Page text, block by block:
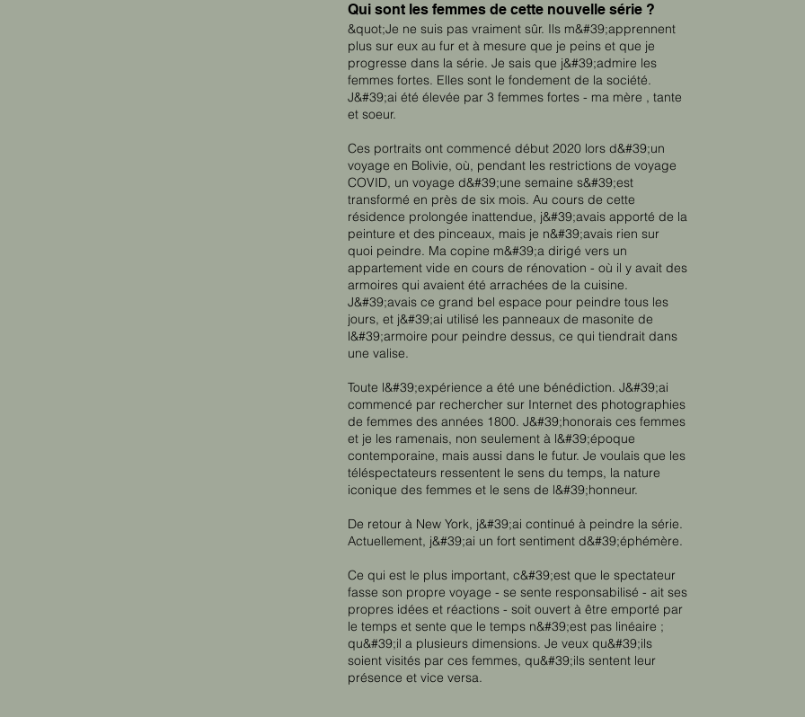
Qui sont les femmes de cette nouvelle série ?
&quot;Je ne suis pas vraiment sûr. Ils m&#39;apprennent
plus sur eux au fur et à mesure que je peins et que je
progresse dans la série. Je sais que j&#39;admire les
femmes fortes. Elles sont le fondement de la société.
J&#39;ai été élevée par 3 femmes fortes - ma mère , tante
et soeur.
Ces portraits ont commencé début 2020 lors d&#39;un
voyage en Bolivie, où, pendant les restrictions de voyage
COVID, un voyage d&#39;une semaine s&#39;est
transformé en près de six mois. Au cours de cette
résidence prolongée inattendue, j&#39;avais apporté de la
peinture et des pinceaux, mais je n&#39;avais rien sur
quoi peindre. Ma copine m&#39;a dirigé vers un
appartement vide en cours de rénovation - où il y avait des
armoires qui avaient été arrachées de la cuisine.
J&#39;avais ce grand bel espace pour peindre tous les
jours, et j&#39;ai utilisé les panneaux de masonite de
l&#39;armoire pour peindre dessus, ce qui tiendrait dans
une valise.
Toute l&#39;expérience a été une bénédiction. J&#39;ai
commencé par rechercher sur Internet des photographies
de femmes des années 1800. J&#39;honorais ces femmes
et je les ramenais, non seulement à l&#39;époque
contemporaine, mais aussi dans le futur. Je voulais que les
téléspectateurs ressentent le sens du temps, la nature
iconique des femmes et le sens de l&#39;honneur.
De retour à New York, j&#39;ai continué à peindre la série.
Actuellement, j&#39;ai un fort sentiment d&#39;éphémère.
Ce qui est le plus important, c&#39;est que le spectateur
fasse son propre voyage - se sente responsabilisé - ait ses
propres idées et réactions - soit ouvert à être emporté par
le temps et sente que le temps n&#39;est pas linéaire ;
qu&#39;il a plusieurs dimensions. Je veux qu&#39;ils
soient visités par ces femmes, qu&#39;ils sentent leur
présence et vice versa.